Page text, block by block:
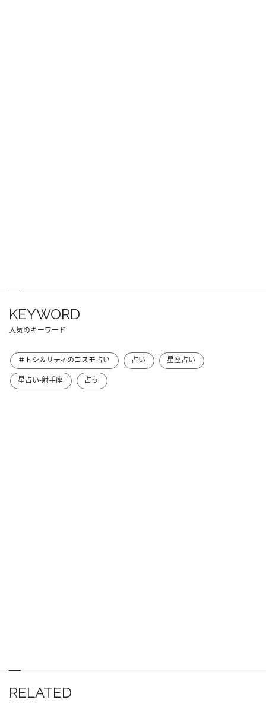
KEYWORD
人気のキーワード
＃トシ＆リティのコスモ占い 占い
星座占い
星占い-射手座
占う
RELATED